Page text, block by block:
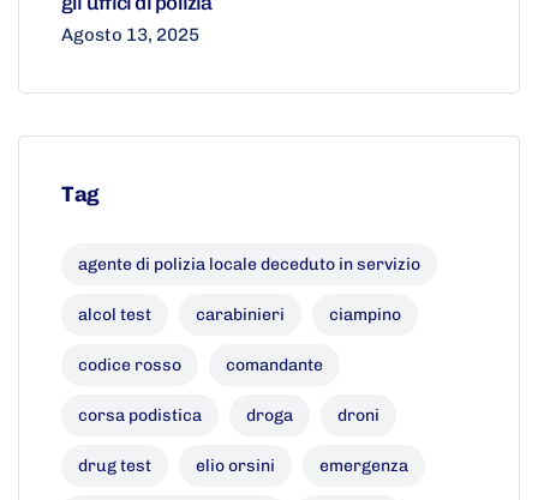
Agosto 13, 2025
Tag
agente di polizia locale deceduto in servizio
alcol test carabinieri ciampino
codice rosso comandante
corsa podistica droga droni
drug test elio orsini emergenza